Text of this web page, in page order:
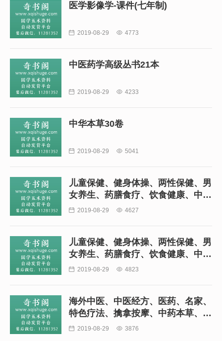
医学影像学-课件(七年制)
 2019-08-29  4773
中医药学高级丛书21本
 2019-08-29  4233
中华本草30卷
 2019-08-29  5041
儿童保健、健身体操、两性保健、男
女养生、药膳食疗、饮食健康、中医
养生等书籍240本
 2019-08-29  4627
儿童保健、健身体操、两性保健、男
女养生、药膳食疗、饮食健康、中医
养生等书籍230本
 2019-08-29  4823
海外中医、中医经方、医药、名家、
特色疗法、擒拿按摩、中药本草、拔
罐、儿科、方剂等中医书籍(一)295
 2019-08-29  3876